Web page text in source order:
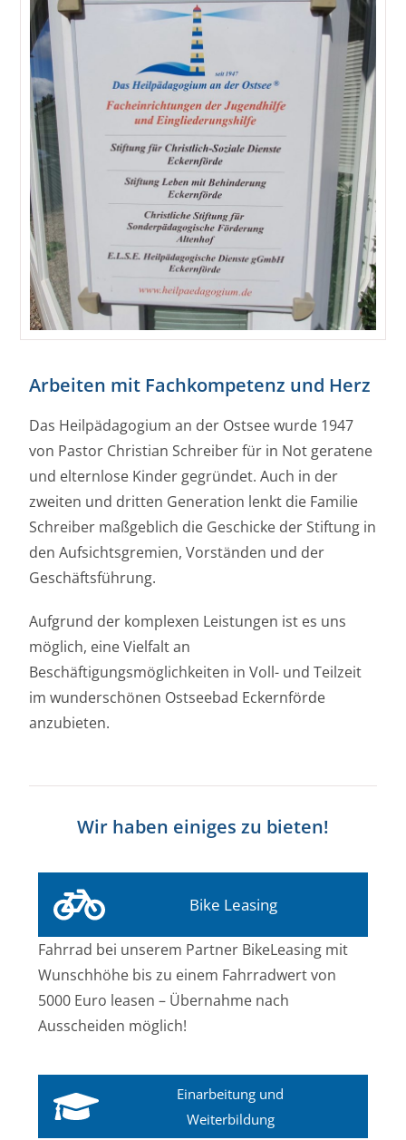
Arbeiten mit Fachkompetenz und Herz
Das Heilpädagogium an der Ostsee wurde 1947
von Pastor Christian Schreiber für in Not geratene
und elternlose Kinder gegründet. Auch in der
zweiten und dritten Generation lenkt die Familie
Schreiber maßgeblich die Geschicke der Stiftung in
den Aufsichtsgremien, Vorständen und der
Geschäftsführung.
Aufgrund der komplexen Leistungen ist es uns
möglich, eine Vielfalt an
Beschäftigungsmöglichkeiten in Voll- und Teilzeit
im wunderschönen Ostseebad Eckernförde
anzubieten.
Wir haben einiges zu bieten!
Bike Leasing
Fahrrad bei unserem Partner BikeLeasing mit
Wunschhöhe bis zu einem Fahrradwert von
5000 Euro leasen – Übernahme nach
Ausscheiden möglich!
Einarbeitung und
Weiterbildung